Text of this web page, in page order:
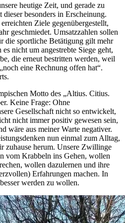
heutige Zeit, und gerade zu
dieser besonders in Erscheinung.
Ziele gegenübergestellt,
geschmiedet. Umsatzzahlen sollen
die sportliche Betätigung gilt mehr
nicht um angestrebte Siege geht,
die erneut bestritten werden, weil
eine Rechnung offen hat“.
Motto des „Altius. Citius.
Keine Frage: Ohne
Gesellschaft nicht so entwickelt,
nicht immer positiv gewesen sein,
wäre aus meiner Warte negativer.
nun einmal zum Alltag,
zuhause herum. Unsere Zwillinge
vom Krabbeln ins Gehen, wollen
wollen dazulernen und ihre
Erfahrungen machen. In
werden zu wollen.